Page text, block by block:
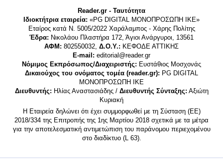
Reader.gr - Ταυτότητα
Ιδιοκτήτρια εταιρεία: «PG DIGITAL MONΟΠΡΟΣΩΠΗ ΙΚΕ»
Εταίρος κατά Ν. 5005/2022 Χαράλαμπος - Χάρης Πολίτης
Έδρα: Νικολάου Πλαστήρα 172, Άγιοι Ανάργυροι, 13561
ΑΦΜ: 802550032, Δ.Ο.Υ.: ΚΕΦΟΔΕ ΑΤΤΙΚΗΣ
E-mail: editorial@reader.gr
Νόμιμος Εκπρόσωπος/Διαχειριστής: Ευστάθιος Μοσχονάς
Δικαιούχος του ονόματος τομέα (reader.gr): PG DIGITAL
MONΟΠΡΟΣΩΠΗ ΙΚΕ
Διευθυντής: Ηλίας Αναστασιάδης / Διευθυντής Σύνταξης: Αξιώτη
Κυριακή
Η Εταιρεία δηλώνει ότι έχει συμμορφωθεί με τη Σύσταση (ΕΕ)
2018/334 της Επιτροπής της 1ης Μαρτίου 2018 σχετικά με τα μέτρα
για την αποτελεσματική αντιμετώπιση του παράνομου περιεχομένου
στο διαδίκτυο (L 63).